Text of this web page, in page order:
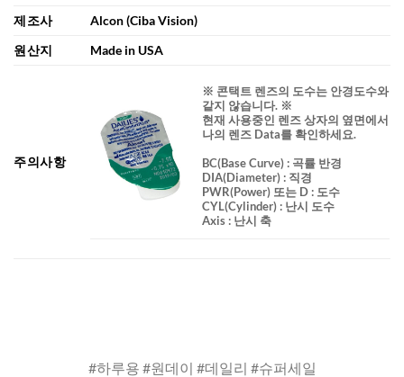
제조사
Alcon (Ciba Vision)
원산지
Made in USA
주의사항
※ 콘택트 렌즈의 도수는 안경도수와
같지 않습니다. ※
현재 사용중인 렌즈 상자의 옆면에서
나의 렌즈 Data를 확인하세요.
BC(Base Curve): 곡률 반경
DIA(Diameter) : 직경
PWR(Power) 또는 D : 도수
CYL(Cylinder) : 난시 도수
Axis : 난시 축
#하루용 #원데이 #데일리 #슈퍼세일